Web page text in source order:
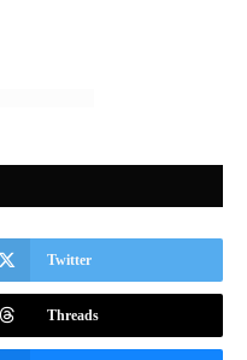
Twitter
Threads